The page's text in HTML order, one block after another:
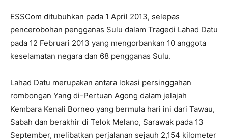
ESSCom ditubuhkan pada 1 April 2013, selepas
pencerobohan pengganas Sulu dalam Tragedi Lahad Datu
pada 12 Februari 2013 yang mengorbankan 10 anggota
keselamatan negara dan 68 pengganas Sulu.
Lahad Datu merupakan antara lokasi persinggahan
rombongan Yang di-Pertuan Agong dalam jelajah
Kembara Kenali Borneo yang bermula hari ini dari Tawau,
Sabah dan berakhir di Telok Melano, Sarawak pada 13
September, melibatkan perjalanan sejauh 2,154 kilometer